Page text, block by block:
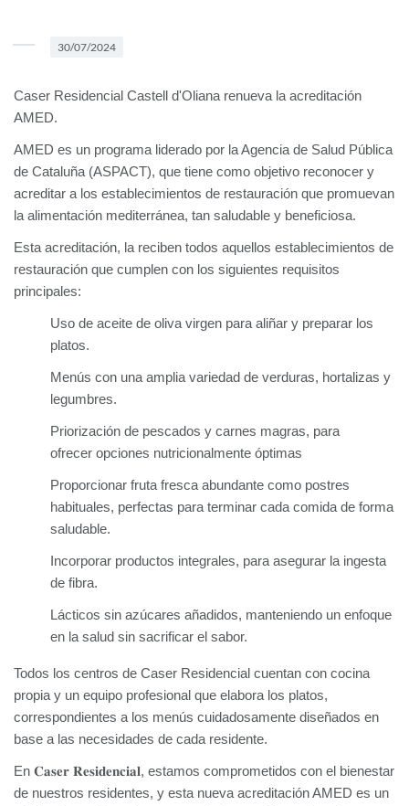
30/07/2024
Caser Residencial Castell d'Oliana renueva la acreditación
AMED.
AMED es un programa liderado por la Agencia de Salud Pública
de Cataluña (ASPACT), que tiene como objetivo reconocer y
acreditar a los establecimientos de restauración que promuevan
la alimentación mediterránea, tan saludable y beneficiosa.
Esta acreditación, la reciben todos aquellos establecimientos de
restauración que cumplen con los siguientes requisitos
principales:
Uso de aceite de oliva virgen para aliñar y preparar los
platos.
Menús con una amplia variedad de verduras, hortalizas y
legumbres.
Priorización de pescados y carnes magras, para
ofrecer opciones nutricionalmente óptimas
Proporcionar fruta fresca abundante como postres
habituales, perfectas para terminar cada comida de forma
saludable.
Incorporar productos integrales, para asegurar la ingesta
de fibra.
Lácticos sin azúcares añadidos, manteniendo un enfoque
en la salud sin sacrificar el sabor.
Todos los centros de Caser Residencial cuentan con cocina
propia y un equipo profesional que elabora los platos,
correspondientes a los menús cuidadosamente diseñados en
base a las necesidades de cada residente.
En 𝐂𝐚𝐬𝐞𝐫 𝐑𝐞𝐬𝐢𝐝𝐞𝐧𝐜𝐢𝐚𝐥, estamos comprometidos con el bienestar
de nuestros residentes, y esta nueva acreditación AMED es un